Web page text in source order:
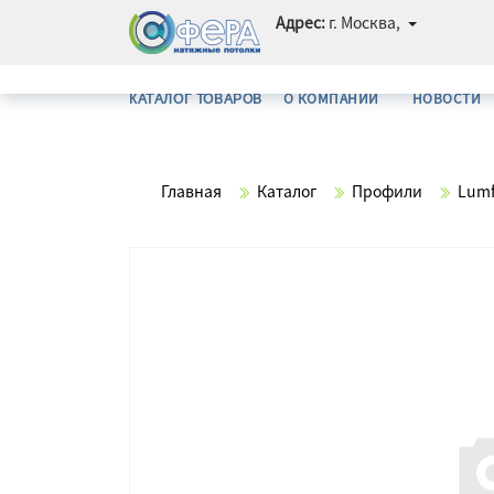
Адрес: г. Москва,
КАТАЛОГ ТОВАРОВ О КОМПАНИИ НОВОСТИ
Главная Каталог Профили